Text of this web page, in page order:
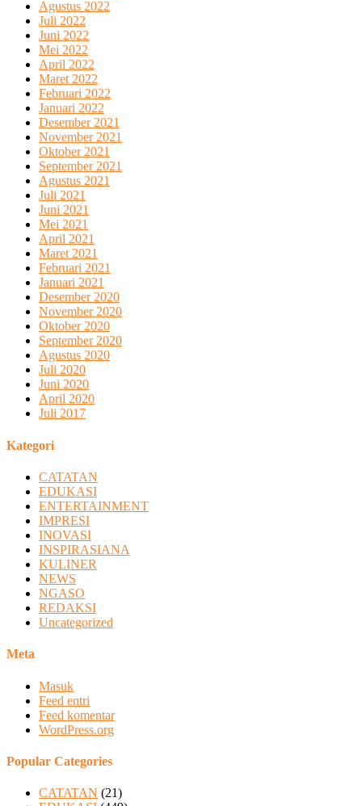
Agustus 2022
Juli 2022
Juni 2022
Mei 2022
April 2022
Maret 2022
Februari 2022
Januari 2022
Desember 2021
November 2021
Oktober 2021
September 2021
Agustus 2021
Juli 2021
Juni 2021
Mei 2021
April 2021
Maret 2021
Februari 2021
Januari 2021
Desember 2020
November 2020
Oktober 2020
September 2020
Agustus 2020
Juli 2020
Juni 2020
April 2020
Juli 2017
Kategori
CATATAN
EDUKASI
ENTERTAINMENT
IMPRESI
INOVASI
INSPIRASIANA
KULINER
NEWS
NGASO
REDAKSI
Uncategorized
Meta
Masuk
Feed entri
Feed komentar
WordPress.org
Popular Categories
CATATAN (21)